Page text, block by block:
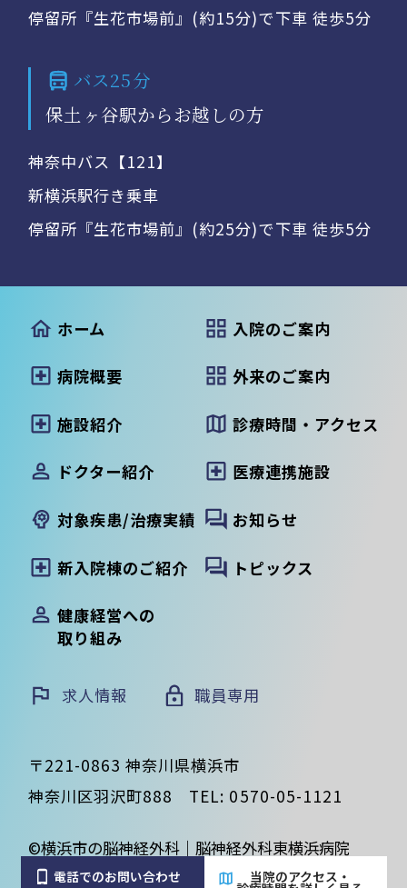
停留所『生花市場前』(約15分)で下車 徒歩5分
バス25分
保土ヶ谷駅からお越しの方
神奈中バス【121】
新横浜駅行き乗車
停留所『生花市場前』(約25分)で下車 徒歩5分
電話でのお問い合わせ 当院のアクセス・
ホーム
病院概要
施設紹介
ドクター紹介
対象疾患/治療実績
新入院棟のご紹介
健康経営への
取り組み
入院のご案内
外来のご案内
診療時間・アクセス
医療連携施設
お知らせ
トピックス
求人情報 職員専用
〒221-0863 神奈川県横浜市
神奈川区羽沢町888 TEL: 0570-05-1121
©横浜市の脳神経外科｜脳神経外科東横浜病院